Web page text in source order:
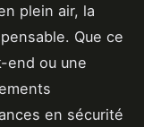
plein air, la
Que ce
end ou une
en sécurité